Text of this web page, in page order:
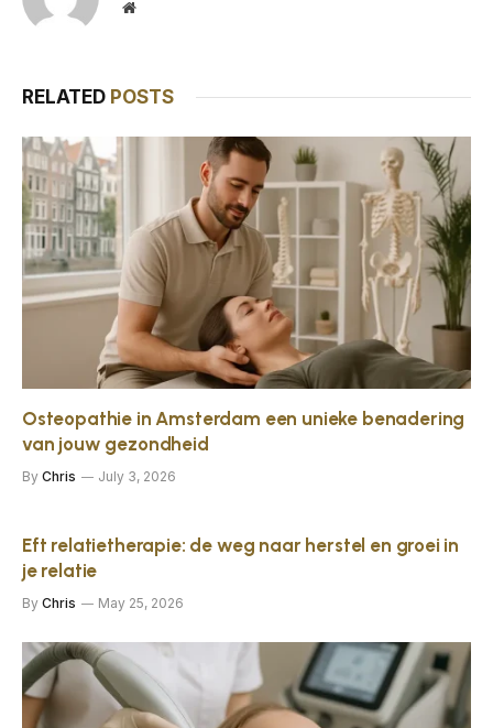
Website
RELATED POSTS
Osteopathie in Amsterdam een unieke benadering
van jouw gezondheid
By Chris July 3, 2026
Eft relatietherapie: de weg naar herstel en groei in
je relatie
By Chris May 25, 2026